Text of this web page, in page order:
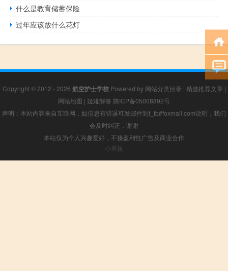
什么是教育储蓄保险
过年应该放什么花灯
Copyright © 2012 - 2026 航空护士学校Powered by 网站分类目录 | 精选推荐文章 |
网站地图 | 疑难解答 陕ICP备05008892号
声明：本站内容来自互联网，如信息有错误可发邮件到f_fb#foxmail.com说明，我们
会及时纠正，谢谢
本站仅为个人兴趣爱好，不接盈利性广告及商业合作
小男孩